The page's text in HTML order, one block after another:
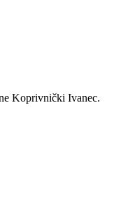
Koprivnički Ivanec.